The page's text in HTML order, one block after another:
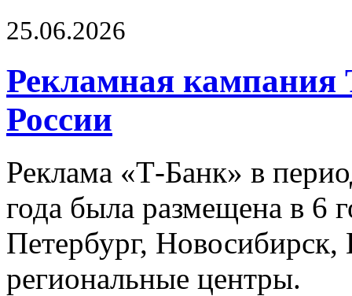
25.06.2026
Рекламная кампания
России
Реклама «Т-Банк» в
года была размещена в 6
Петербург,
региональные центры.